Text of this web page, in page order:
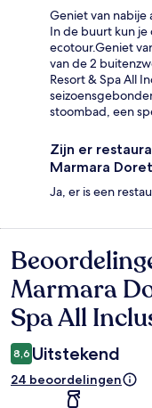
Geniet van nabije
In de buurt kun
ecotour.Geniet
van de 2
Resort & Spa All
stoombad, een
Zijn er
Marmara
Ja, er is een
Marmara
Spa All
8,6 Uitstekend
24 beoordelingen